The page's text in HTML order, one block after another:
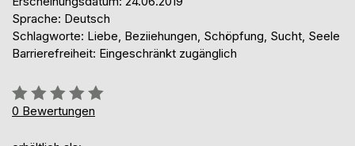
Sprache: Deutsch
Schlagworte: Liebe, Beziiehungen, Schöpfung, Sucht, Seele
Barrierefreiheit: Eingeschränkt zugänglich
Bewertung::
0%
0 Bewertungen